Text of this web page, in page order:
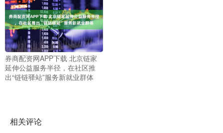
券商配资网APP下载 北京链家
延伸公益服务半径，在社区推
出“链链驿站”服务新就业群体
相关评论